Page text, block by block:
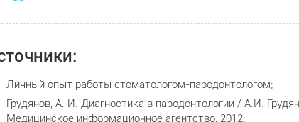
Личный опыт работы стоматологом-пародонтологом;
Грудянов, А. И. Диагностика в пародонтологии / А.И.
Медицинское информационное агентство, 2012;